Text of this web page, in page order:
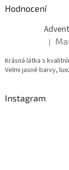
Hodnocení
|
Krásná látka s
Velmi jasné barvy,
Instagram